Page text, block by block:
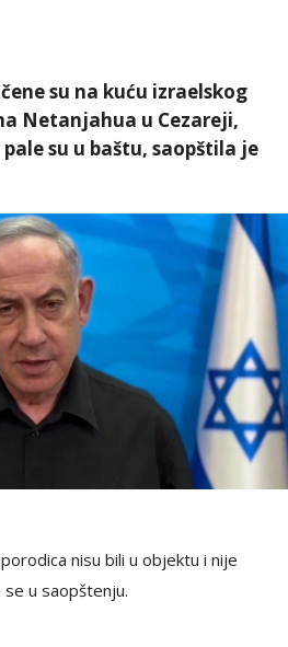
su na kuću izraelskog
Netanjahua u Cezareji,
su u baštu, saopštila je
nisu bili u objektu i nije
u saopštenju.